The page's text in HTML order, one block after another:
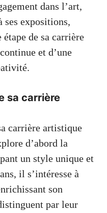
dans l’art,
ses expositions,
étape de sa carrière
et d’une
sa carrière
carrière artistique
d’abord la
un style unique et
il s’intéresse à
son
par leur